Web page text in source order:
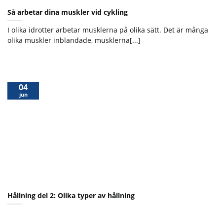
Så arbetar dina muskler vid cykling
I olika idrotter arbetar musklerna på olika sätt. Det är många
olika muskler inblandade, musklerna[...]
Hållning del 2: Olika typer av hållning
04
jun